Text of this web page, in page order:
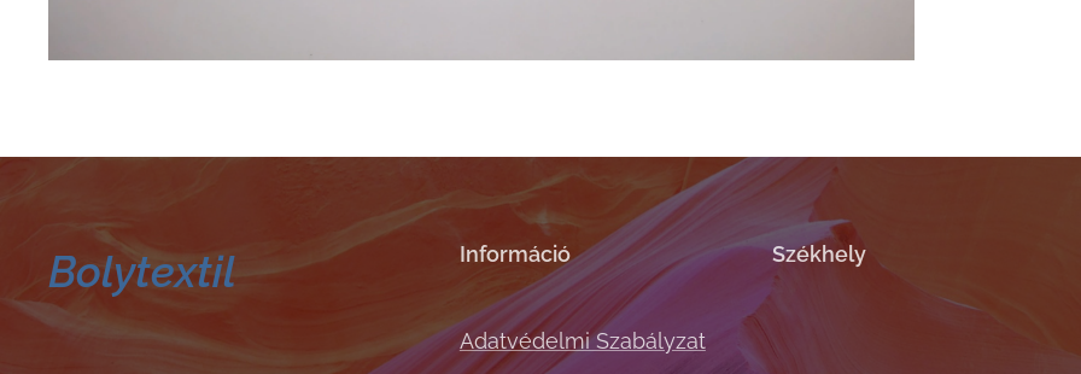
Bolytextil Információ
Adatvédelmi Szabályzat
Székhely